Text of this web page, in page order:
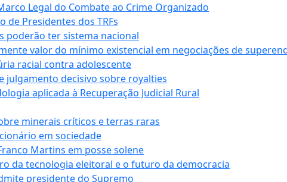
Legal do Combate ao Crime Organizado
de Presidentes dos TRFs
poderão ter sistema nacional
valor do mínimo existencial em negociações de
racial contra adolescente
julgamento decisivo sobre royalties
aplicada à Recuperação Judicial Rural
minerais críticos e terras raras
em sociedade
Martins em posse solene
da tecnologia eleitoral e o futuro da democracia
presidente do Supremo